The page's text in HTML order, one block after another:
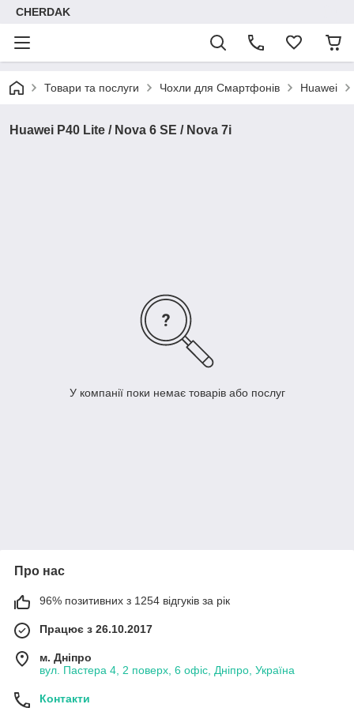
CHERDAK
Товари та послуги Чохли для Смартфонів Huawei
Huawei P40 Lite / Nova 6 SE / Nova 7i
У компанії поки немає товарів або послуг
Про нас
96% позитивних з 1254 відгуків за рік
Працює з 26.10.2017
м. Дніпро
вул. Пастера 4, 2 поверх, 6 офіс, Дніпро, Україна
Контакти